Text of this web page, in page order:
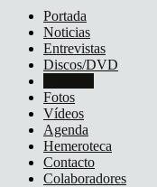
Portada
Noticias
Entrevistas
Discos/DVD
Fotos
Vídeos
Agenda
Hemeroteca
Contacto
Colaboradores